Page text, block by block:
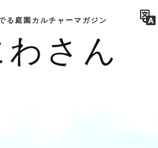
わさん
る庭園カルチャーマガジン